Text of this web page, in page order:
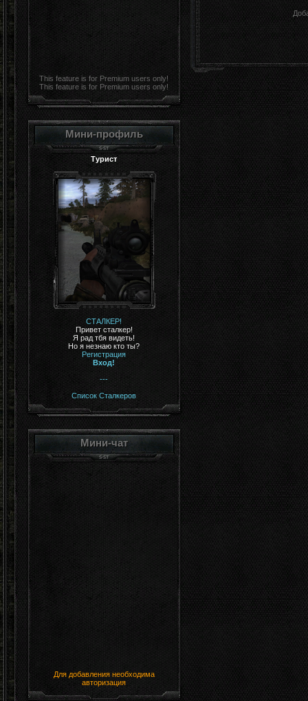
This feature is for Premium users only!
This feature is for Premium users only!
Мини-профиль
Турист
СТАЛКЕР!
Привет сталкер!
Я рад тбя видеть!
Но я незнаю кто ты?
Регистрация
Вход!
---
Список Сталкеров
Мини-чат
Для добавления необходима
авторизация